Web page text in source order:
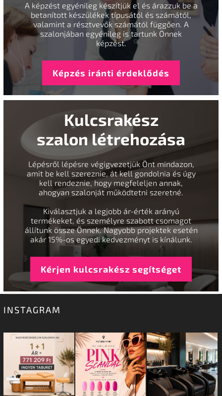
A képzést egyénileg készítjük el és árazzuk be a
betanított készülékek típusától és számától,
valamint a résztvevők számától függően. A
szalonjában egyénileg is tartunk Önnek
képzést.
Képzés iránti érdeklődés
Kulcsrakész
szalon létrehozása
Lépésről lépésre végigvezetjük Önt mindazon,
amit be kell szereznie, át kell gondolnia és úgy
kell rendeznie, hogy megfeleljen annak,
ahogyan szalonját működtetni szeretné.
Kiválasztjuk a legjobb ár-érték arányú
termékeket, és személyre szabott csomagot
állítunk össze Önnek. Nagyobb projektek esetén
akár 15%-os egyedi kedvezményt is kínálunk.
Kérjen kulcsrakész segítséget
INSTAGRAM